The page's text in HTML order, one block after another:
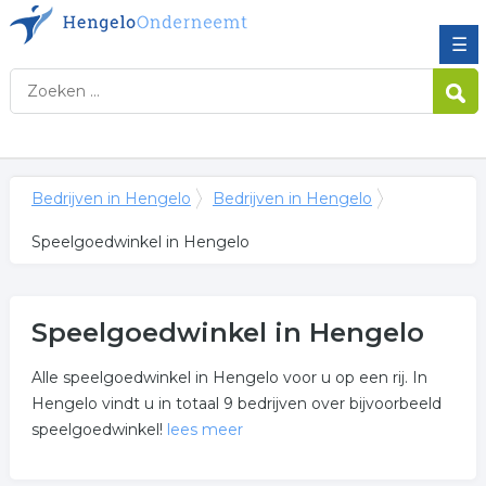
☰
Bedrijven in Hengelo Bedrijven in Hengelo
Speelgoedwinkel in Hengelo
Speelgoedwinkel in Hengelo
Alle speelgoedwinkel in Hengelo voor u op een rij. In
Hengelo vindt u in totaal 9 bedrijven over bijvoorbeeld
speelgoedwinkel! lees meer